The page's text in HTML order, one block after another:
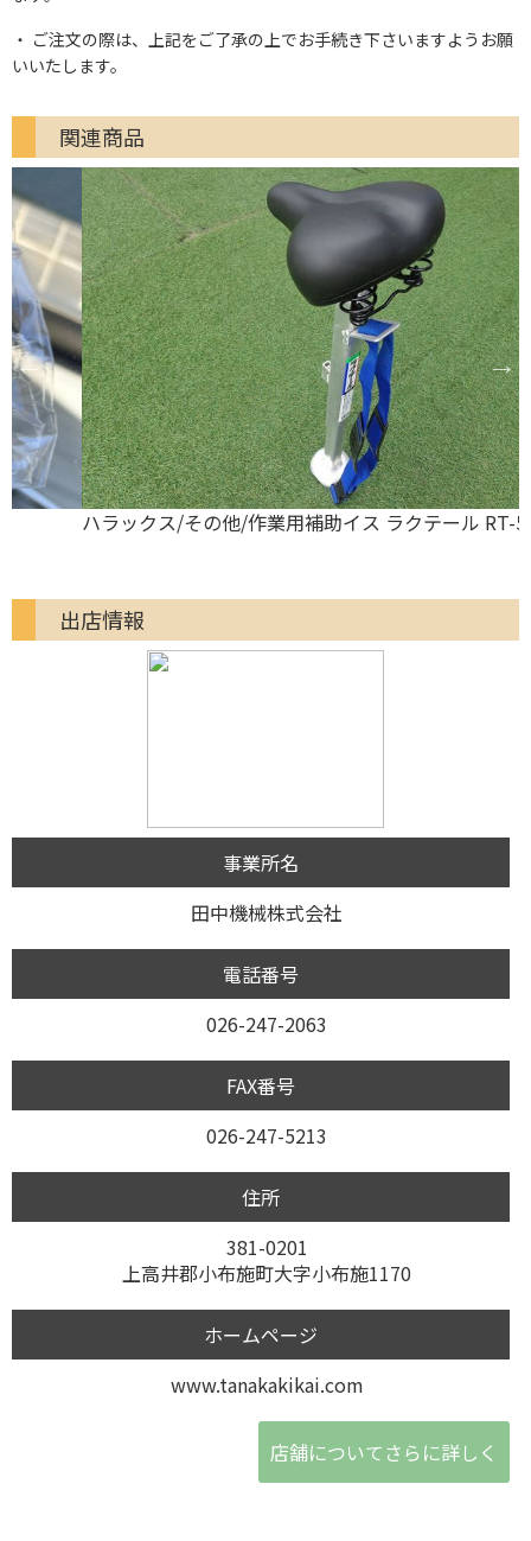
ご注文の際は、上記をご了承の上でお手続き下さいますようお願
いいたします。
関連商品
ハラックス/その他/作業用補助イス ラクテール RT-50
出店情報
事業所名
田中機械株式会社
電話番号
026-247-2063
FAX番号
026-247-5213
住所
381-0201
上高井郡小布施町大字小布施1170
ホームページ
www.tanakakikai.com
店舗についてさらに詳しく